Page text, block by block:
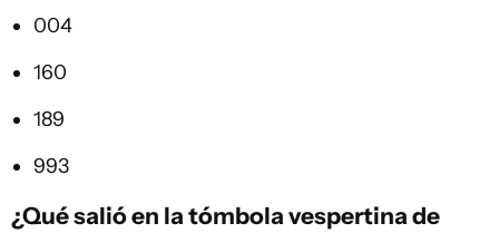
004
160
189
993
¿Qué salió en latómbola vespertinade